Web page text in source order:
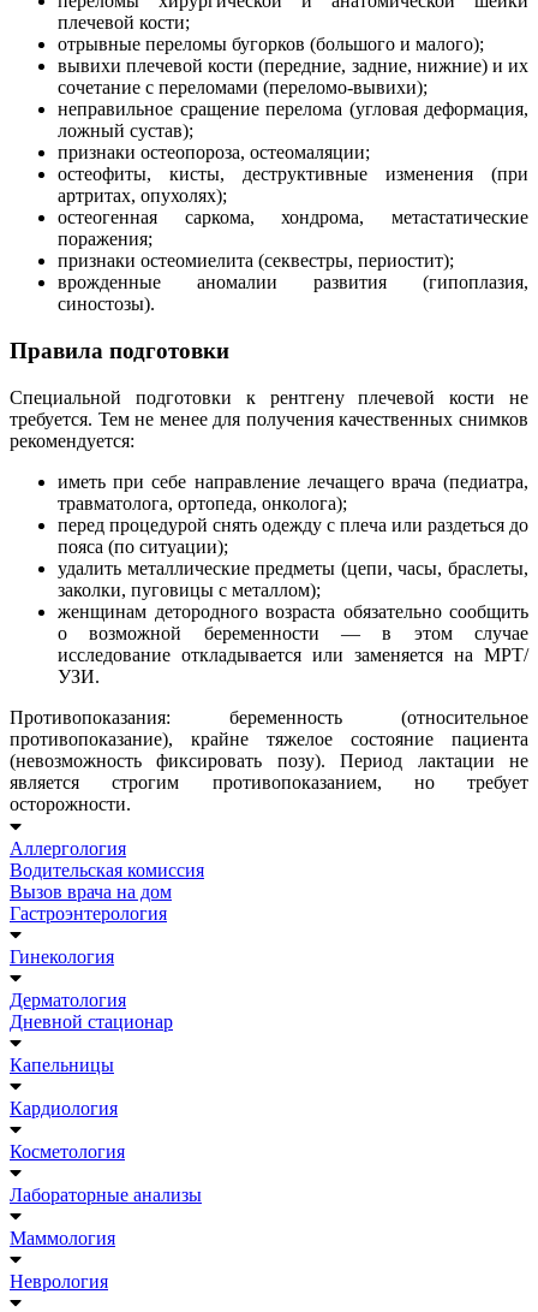
плечевой кости;
отрывные переломы бугорков (большого и малого);
вывихи плечевой кости (передние, задние, нижние) и их
сочетание с переломами (переломо-вывихи);
неправильное сращение перелома (угловая деформация,
ложный сустав);
признаки остеопороза, остеомаляции;
остеофиты, кисты, деструктивные изменения (при
артритах, опухолях);
остеогенная саркома, хондрома, метастатические
поражения;
признаки остеомиелита (секвестры, периостит);
врожденные аномалии развития (гипоплазия,
синостозы).
Правила подготовки
Специальной подготовки к рентгену плечевой кости не
требуется. Тем не менее для получения качественных снимков
рекомендуется:
иметь при себе направление лечащего врача (педиатра,
травматолога, ортопеда, онколога);
перед процедурой снять одежду с плеча или раздеться до
пояса (по ситуации);
удалить металлические предметы (цепи, часы, браслеты,
заколки, пуговицы с металлом);
женщинам детородного возраста обязательно сообщить
о возможной беременности — в этом случае
исследование откладывается или заменяется на МРТ/
УЗИ.
Противопоказания: беременность (относительное
противопоказание), крайне тяжелое состояние пациента
(невозможность фиксировать позу). Период лактации не
является строгим противопоказанием, но требует
осторожности.
Аллергология
Водительская комиссия
Вызов врача на дом
Гастроэнтерология
Гинекология
Дерматология
Дневной стационар
Капельницы
Кардиология
Косметология
Лабораторные анализы
Маммология
Неврология